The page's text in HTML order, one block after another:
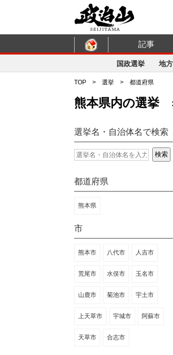
記事
国政選挙 地
TOP > 選挙 > 都道府県
熊本県内の選挙
選挙名・自治体名で検索
都道府県
熊本県
市
熊本市 八代市 人吉市
荒尾市 水俣市 玉名市
山鹿市 菊池市 宇土市
上天草市 宇城市 阿蘇市
天草市 合志市